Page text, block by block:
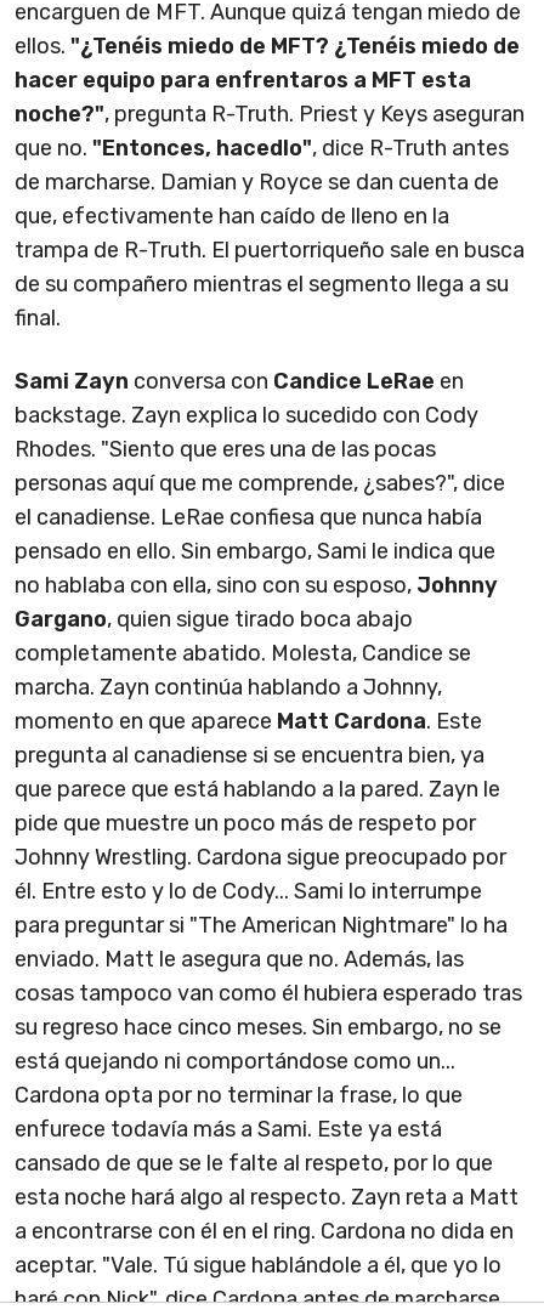
encarguen de MFT. Aunque quizá tengan miedo de
ellos. "¿Tenéis miedo de MFT? ¿Tenéis miedo de
hacer equipo para enfrentaros a MFT esta
noche?", pregunta R-Truth. Priest y Keys aseguran
que no. "Entonces, hacedlo", dice R-Truth antes
de marcharse. Damian y Royce se dan cuenta de
que, efectivamente han caído de lleno en la
trampa de R-Truth. El puertorriqueño sale en busca
de su compañero mientras el segmento llega a su
final.
Sami Zayn conversa con Candice LeRae en
backstage. Zayn explica lo sucedido con Cody
Rhodes. "Siento que eres una de las pocas
personas aquí que me comprende, ¿sabes?", dice
el canadiense. LeRae confiesa que nunca había
pensado en ello. Sin embargo, Sami le indica que
no hablaba con ella, sino con su esposo, Johnny
Gargano, quien sigue tirado boca abajo
completamente abatido. Molesta, Candice se
marcha. Zayn continúa hablando a Johnny,
momento en que aparece Matt Cardona. Este
pregunta al canadiense si se encuentra bien, ya
que parece que está hablando a la pared. Zayn le
pide que muestre un poco más de respeto por
Johnny Wrestling. Cardona sigue preocupado por
él. Entre esto y lo de Cody... Sami lo interrumpe
para preguntar si "The American Nightmare" lo ha
enviado. Matt le asegura que no. Además, las
cosas tampoco van como él hubiera esperado tras
su regreso hace cinco meses. Sin embargo, no se
está quejando ni comportándose como un...
Cardona opta por no terminar la frase, lo que
enfurece todavía más a Sami. Este ya está
cansado de que se le falte al respeto, por lo que
esta noche hará algo al respecto. Zayn reta a Matt
a encontrarse con él en el ring. Cardona no dida en
aceptar. "Vale. Tú sigue hablándole a él, que yo lo
haré con Nick", dice Cardona antes de marcharse.